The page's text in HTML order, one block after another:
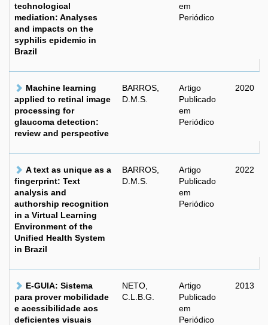
technological
mediation: Analyses
and impacts on the
syphilis epidemic in
Brazil
em
Periódico
Machine learning
applied to retinal image
processing for
glaucoma detection:
review and perspective
BARROS,
D.M.S.
Artigo
Publicado
em
Periódico
2020
A text as unique as a
fingerprint: Text
analysis and
authorship recognition
in a Virtual Learning
Environment of the
Unified Health System
in Brazil
BARROS,
D.M.S.
Artigo
Publicado
em
Periódico
2022
E-GUIA: Sistema
para prover mobilidade
e acessibilidade aos
deficientes visuais
NETO,
C.L.B.G.
Artigo
Publicado
em
Periódico
2013